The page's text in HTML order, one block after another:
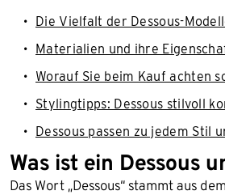
Die Vielfalt der Dessous-
Materialien und ihre
Worauf Sie beim Kauf achten
Stylingtipps: Dessous stilvoll
Dessous passen zu jedem Stil
Was ist ein Dessous
Das Wort „Dessous“ stammt aus